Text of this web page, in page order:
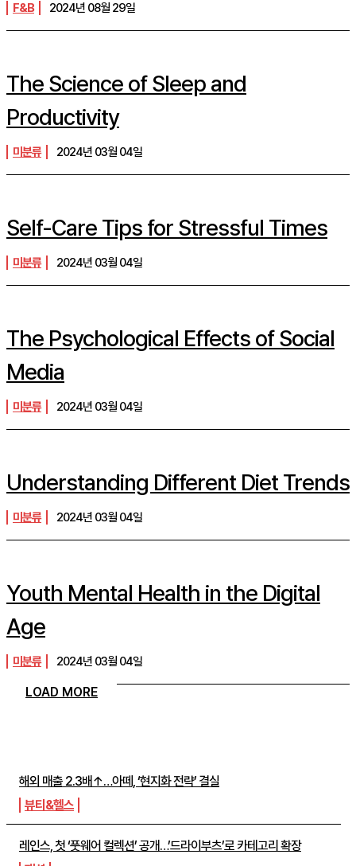
F&B 2024년 08월 29일
The Science of Sleep and
Productivity
미분류 2024년 03월 04일
Self-Care Tips for Stressful Times
미분류 2024년 03월 04일
The Psychological Effects of Social
Media
미분류 2024년 03월 04일
Understanding Different Diet Trends
미분류 2024년 03월 04일
Youth Mental Health in the Digital
Age
미분류 2024년 03월 04일
LOAD MORE
해외 매출 2.3배↑…아떼, ‘현지화 전략’ 결실
뷰티&헬스
레인스, 첫 ‘풋웨어 컬렉션’ 공개…’드라이부츠’로 카테고리 확장